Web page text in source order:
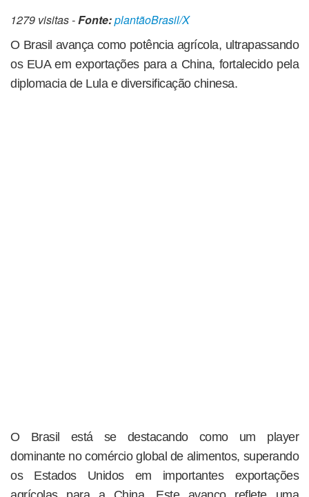
1279 visitas -Fonte:plantãoBrasil/X
O Brasil avança como potência agrícola, ultrapassando
os EUA em exportações para a China, fortalecido pela
diplomacia de Lula e diversificação chinesa.
O Brasil está se destacando como um player
dominante no comércio global de alimentos, superando
os Estados Unidos em importantes exportações